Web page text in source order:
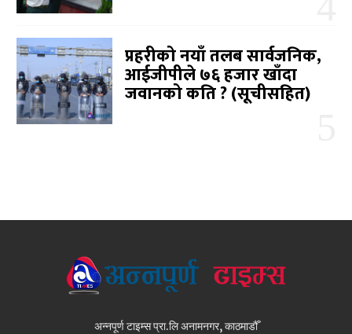
प्रहरीको नयाँ तलब सार्वजनिक,
आईजीपीले ७६ हजार खाँदा
जवानको कति ? (सूचीसहित)
अन्नपूर्ण टाइम्स प्रा.लि अनामनगर, काठमाडौँ